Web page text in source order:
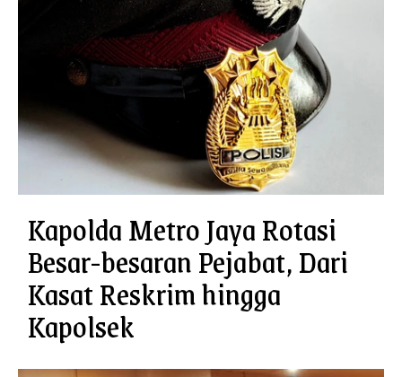
Kapolda Metro Jaya Rotasi
Besar-besaran Pejabat, Dari
Kasat Reskrim hingga
Kapolsek